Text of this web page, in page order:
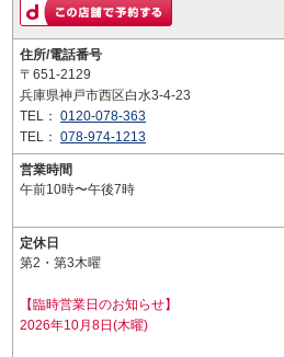
住所/電話番号
〒651-2129
兵庫県神戸市西区白水3-4-23
TEL： 0120-078-363
TEL： 078-974-1213
営業時間
午前10時〜午後7時
定休日
第2・第3木曜
【臨時営業日のお知らせ】
2026年10月8日(木曜)